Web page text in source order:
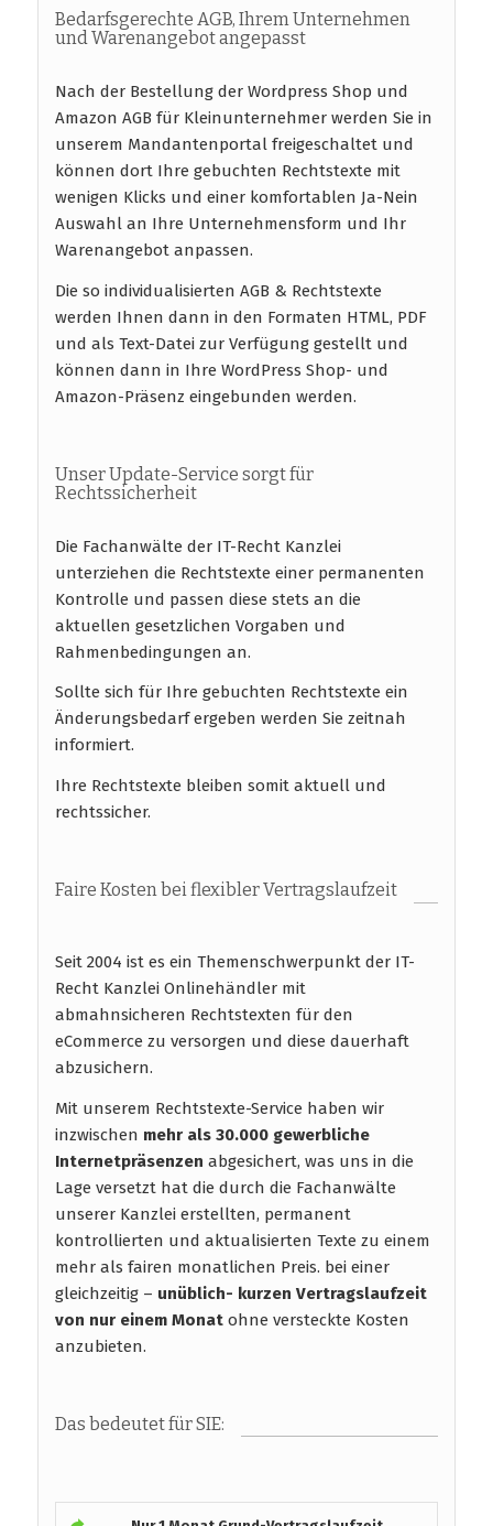
Bedarfsgerechte AGB, Ihrem Unternehmen
und Warenangebot angepasst
Nach der Bestellung der Wordpress Shop und
Amazon AGB für Kleinunternehmer werden Sie in
unserem Mandantenportal freigeschaltet und
können dort Ihre gebuchten Rechtstexte mit
wenigen Klicks und einer komfortablen Ja-Nein
Auswahl an Ihre Unternehmensform und Ihr
Warenangebot anpassen.
Die so individualisierten AGB & Rechtstexte
werden Ihnen dann in den Formaten HTML, PDF
und als Text-Datei zur Verfügung gestellt und
können dann in Ihre WordPress Shop- und
Amazon-Präsenz eingebunden werden.
Unser Update-Service sorgt für
Rechtssicherheit
Die Fachanwälte der IT-Recht Kanzlei
unterziehen die Rechtstexte einer permanenten
Kontrolle und passen diese stets an die
aktuellen gesetzlichen Vorgaben und
Rahmenbedingungen an.
Sollte sich für Ihre gebuchten Rechtstexte ein
Änderungsbedarf ergeben werden Sie zeitnah
informiert.
Ihre Rechtstexte bleiben somit aktuell und
rechtssicher.
Faire Kosten bei flexibler Vertragslaufzeit
Seit 2004 ist es ein Themenschwerpunkt der IT-
Recht Kanzlei Onlinehändler mit
abmahnsicheren Rechtstexten für den
eCommerce zu versorgen und diese dauerhaft
abzusichern.
Mit unserem Rechtstexte-Service haben wir
inzwischen mehr als 30.000 gewerbliche
Internetpräsenzen abgesichert, was uns in die
Lage versetzt hat die durch die Fachanwälte
unserer Kanzlei erstellten, permanent
kontrollierten und aktualisierten Texte zu einem
mehr als fairen monatlichen Preis. bei einer
gleichzeitig – unüblich- kurzen Vertragslaufzeit
von nur einem Monat ohne versteckte Kosten
anzubieten.
Das bedeutet für SIE: